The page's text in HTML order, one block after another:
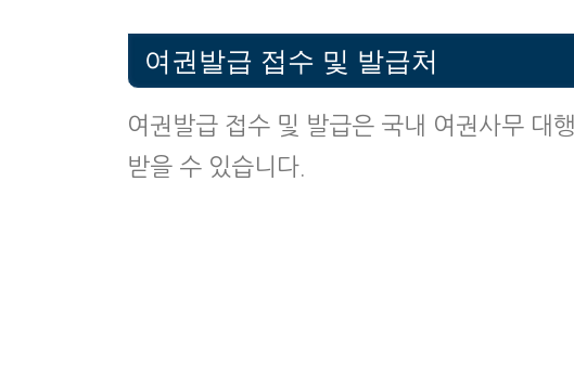
여권발급 접수 및 발급처
여권발급 접수 및 발급은 국내 여권사무 대
받을 수 있습니다.